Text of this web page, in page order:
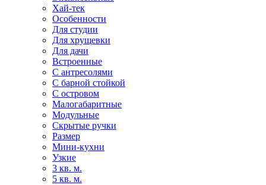
Хай-тек
Особенности
Для студии
Для хрущевки
Для дачи
Встроенные
С антресолями
С барной стойкой
С островом
Малогабаритные
Модульные
Скрытые ручки
Размер
Мини-кухни
Узкие
3 кв. м.
5 кв. м.